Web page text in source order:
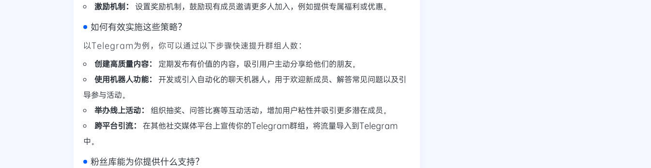
激励机制：
设置奖励机制，鼓励现有成员邀请更多人加入，例如提供专属福利或优惠。
如何有效实施这些策略？
以Telegram为例，你可以通过以下步骤快速提升群组人数：
创建高质量内容：
定期发布有价值的内容，吸引用户主动分享给他们的朋友。
使用机器人功能：
开发或引入自动化的聊天机器人，用于欢迎新成员、解答常见问题以及引
导参与活动。
举办线上活动：
组织抽奖、问答比赛等互动活动，增加用户粘性并吸引更多潜在成员。
跨平台引流：
在其他社交媒体平台上宣传你的Telegram群组，将流量导入到Telegram
中。
粉丝库能为你提供什么支持？